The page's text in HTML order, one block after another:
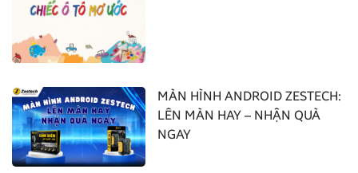
MÀN HÌNH ANDROID ZESTECH:
LÊN MÀN HAY – NHẬN QUÀ
NGAY